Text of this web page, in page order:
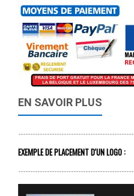
EN SAVOIR PLUS
------------------------------------------------
EXEMPLE DE PLACEMENT D'UN LOGO :
------------------------------------------------